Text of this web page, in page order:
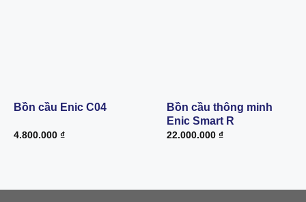
Bồn cầu Enic C04
4.800.000 ₫
Bồn cầu thông minh
Enic Smart R
22.000.000 ₫